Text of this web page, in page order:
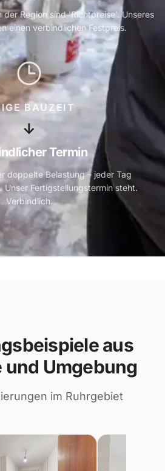
Region sind 'Richtpreise'. Unseres
einen verbindlichen Festpreis.
BAUZEIT
↓
Termin
doppelte Belastung – jeder Tag
Fertigstellungstermin steht.
Verbindlich.
beraten lassen
aus
und Umgebung
im Ruhrgebiet